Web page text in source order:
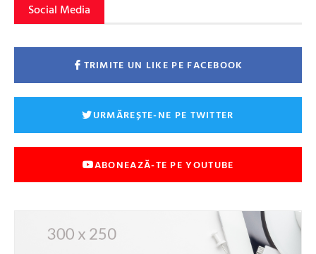
Social Media
TRIMITE UN LIKE PE FACEBOOK
URMĂREȘTE-NE PE TWITTER
ABONEAZĂ-TE PE YOUTUBE